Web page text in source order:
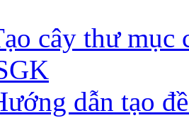
cây thư mục
dẫn tạo